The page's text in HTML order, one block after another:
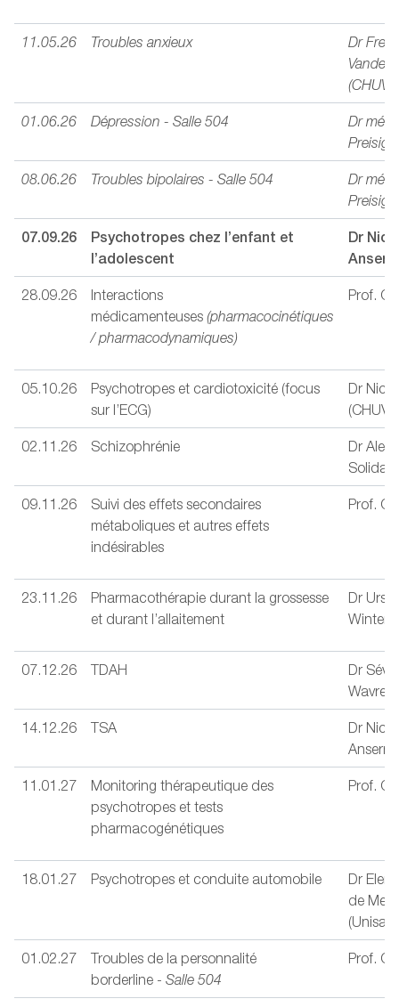
11.05.26 Troubles anxieux
Dr
(CHUV)
01.06.26 Dépression - Salle 504
Dr
Preisig
08.06.26 Troubles bipolaires - Salle 504
Dr
Preisig
07.09.26
Psychotropes chez l’enfant et
l’adolescent
Dr
28.09.26
Interactions
médicamenteuses (pharmacocinétiques
/ pharmacodynamiques)
Prof.
05.10.26
Psychotropes et cardiotoxicité (focus
sur l’ECG)
Dr
(CHUV)
02.11.26 Schizophrénie
Dr
Solida
09.11.26
Suivi des effets secondaires
métaboliques et autres effets
indésirables
Prof.
23.11.26
Pharmacothérapie durant la grossesse
et durant l’allaitement
Dr
07.12.26 TDAH
Dr
Wavre
14.12.26 TSA
Dr
11.01.27
Monitoring thérapeutique des
psychotropes et tests
pharmacogénétiques
Prof.
18.01.27 Psychotropes et conduite automobile
Dr
de
01.02.27
Troubles de la personnalité
borderline - Salle 504
Prof.